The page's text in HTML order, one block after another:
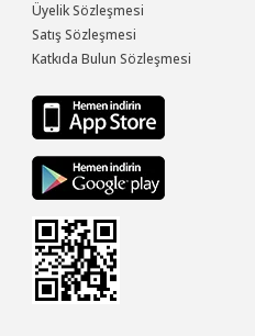
Üyelik Sözleşmesi
Satış Sözleşmesi
Katkıda Bulun Sözleşmesi